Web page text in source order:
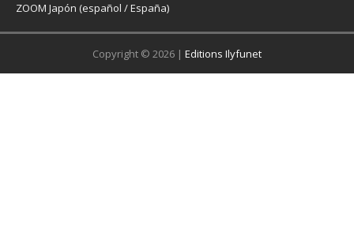
ZOOM Japón (español / España)
Copyright © 2026 | Editions Ilyfunet